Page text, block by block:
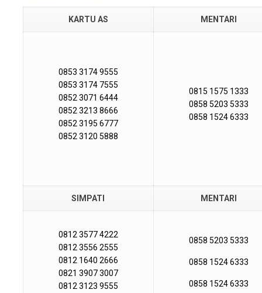
KARTU AS MENTARI
0853 3174 9555
0853 3174 7555
0852 3071 6444
0852 3213 8666
0852 3195 6777
0852 3120 5888
0815 1575 1333
0858 5203 5333
0858 1524 6333
SIMPATI MENTARI
0812 3577 4222
0812 3556 2555
0812 1640 2666
0821 3907 3007
0812 3123 9555
0858 5203 5333
0858 1524 6333
0858 1524 6333